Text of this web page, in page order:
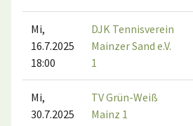
Mi,
16.7.2025
18:00
DJK Tennisverein
Mainzer Sand e.V.
1
Mi,
30.7.2025
TV Grün-Weiß
Mainz 1